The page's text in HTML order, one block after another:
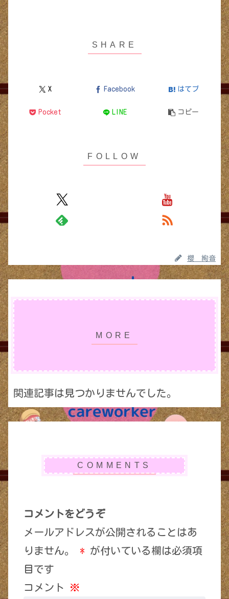
X Facebook はてブ
Pocket LINE コピー
櫻 絢音
関連記事は見つかりませんでした。
コメントをどうぞ
メールアドレスが公開されることはあ
りません。
* が付いている欄は必須項
目です
コメント ※